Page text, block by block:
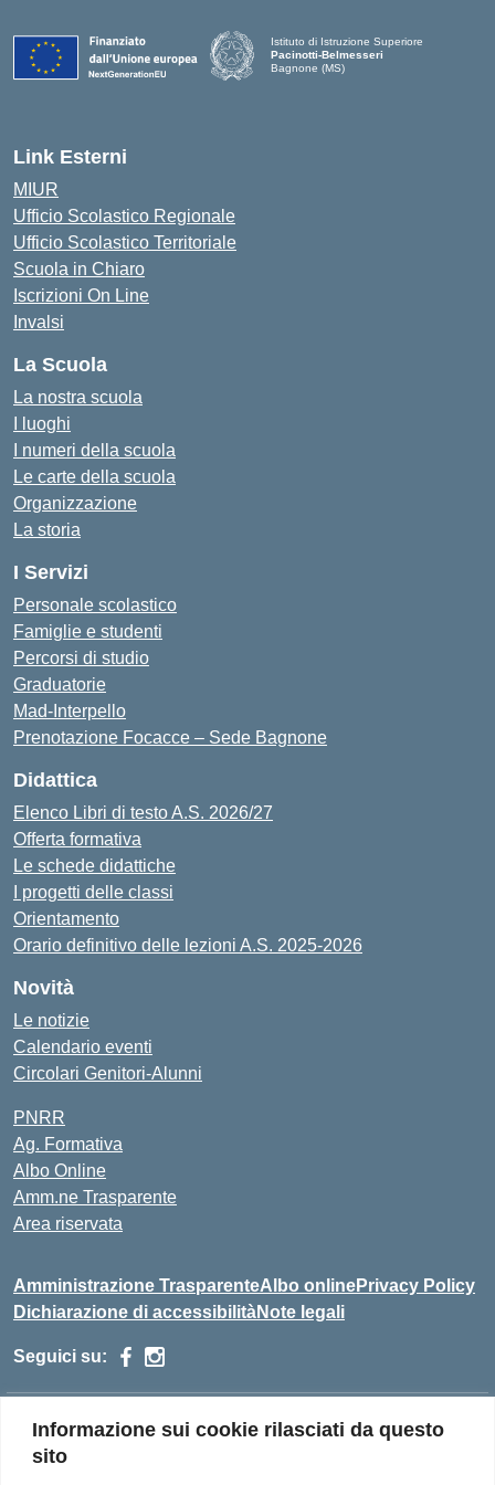
Informazione sui cookie rilasciati da questo
sito
Istituto di Istruzione Superiore
Pacinotti-Belmesseri
Bagnone (MS)
Link Esterni
MIUR
Ufficio Scolastico Regionale
Ufficio Scolastico Territoriale
Scuola in Chiaro
Iscrizioni On Line
Invalsi
La Scuola
La nostra scuola
I luoghi
I numeri della scuola
Le carte della scuola
Organizzazione
La storia
I Servizi
Personale scolastico
Famiglie e studenti
Percorsi di studio
Graduatorie
Mad-Interpello
Prenotazione Focacce – Sede Bagnone
Didattica
Elenco Libri di testo A.S. 2026/27
Offerta formativa
Le schede didattiche
I progetti delle classi
Orientamento
Orario definitivo delle lezioni A.S. 2025-2026
Novità
Le notizie
Calendario eventi
Circolari Genitori-Alunni
PNRR
Ag. Formativa
Albo Online
Amm.ne Trasparente
Area riservata
Amministrazione TrasparenteAlbo onlinePrivacy Policy
Dichiarazione di accessibilitàNote legali
Seguici su:
Indirizzo:via grotto', 8 - 54021 BAGNONE (MS)
Centralino: